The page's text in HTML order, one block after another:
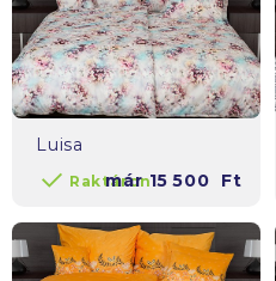
Luisa
Raktáron
már15 500 Ft